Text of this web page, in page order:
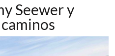
Seewer y